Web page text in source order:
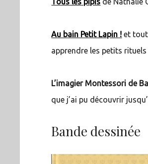
Au bain Petit Lapin ! et
apprendre les petits
L’imagier Montessori de
que j’ai pu découvrir
Bande dessinée